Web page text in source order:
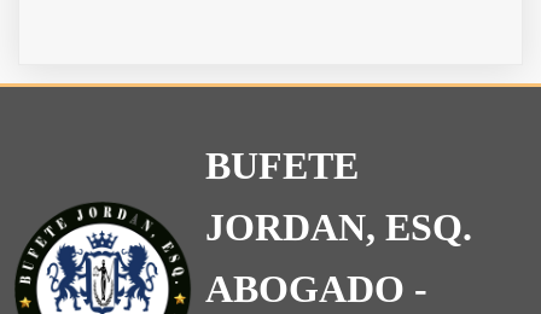
BUFETE
JORDAN, ESQ.
ABOGADO -